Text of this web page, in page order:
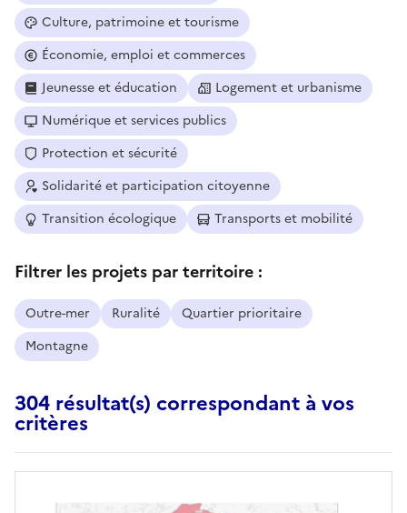
Culture, patrimoine et tourisme
Économie, emploi et commerces
Jeunesse et éducation
Logement et urbanisme
Numérique et services publics
Protection et sécurité
Solidarité et participation citoyenne
Transition écologique
Transports et mobilité
Filtrer les projets par territoire :
Outre-mer Ruralité
Quartier prioritaire
Montagne
304 résultat(s) correspondant à vos
critères